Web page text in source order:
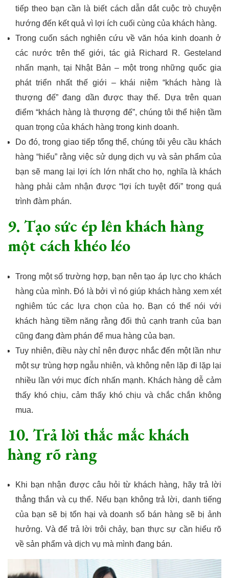
tiếp theo bạn cần là biết cách dẫn dắt cuộc trò chuyện
hướng đến kết quả vì lợi ích cuối cùng của khách hàng.
Trong cuốn sách nghiên cứu về văn hóa kinh doanh ở
các nước trên thế giới, tác giả Richard R. Gesteland
nhấn mạnh, tại Nhật Bản – một trong những quốc gia
phát triển nhất thế giới – khái niệm “khách hàng là
thượng đế” đang dần được thay thế. Dựa trên quan
điểm “khách hàng là thượng đế”, chúng tôi thể hiện tầm
quan trọng của khách hàng trong kinh doanh.
Do đó, trong giao tiếp tổng thể, chúng tôi yêu cầu khách
hàng “hiểu” rằng việc sử dụng dịch vụ và sản phẩm của
bạn sẽ mang lại lợi ích lớn nhất cho họ, nghĩa là khách
hàng phải cảm nhận được “lợi ích tuyệt đối” trong quá
trình đàm phán.
9. Tạo sức ép lên khách hàng
một cách khéo léo
Trong một số trường hợp, bạn nên tạo áp lực cho khách
hàng của mình. Đó là bởi vì nó giúp khách hàng xem xét
nghiêm túc các lựa chọn của họ. Bạn có thể nói với
khách hàng tiềm năng rằng đối thủ cạnh tranh của bạn
cũng đang đàm phán để mua hàng của bạn.
Tuy nhiên, điều này chỉ nên được nhắc đến một lần như
một sự trùng hợp ngẫu nhiên, và không nên lặp đi lặp lại
nhiều lần với mục đích nhấn mạnh. Khách hàng dễ cảm
thấy khó chịu, cảm thấy khó chịu và chắc chắn không
mua.
10. Trả lời thắc mắc khách
hàng rõ ràng
Khi bạn nhận được câu hỏi từ khách hàng, hãy trả lời
thẳng thắn và cụ thể. Nếu bạn không trả lời, danh tiếng
của bạn sẽ bị tổn hại và doanh số bán hàng sẽ bị ảnh
hưởng. Và để trả lời trôi chảy, bạn thực sự cần hiểu rõ
về sản phẩm và dịch vụ mà mình đang bán.